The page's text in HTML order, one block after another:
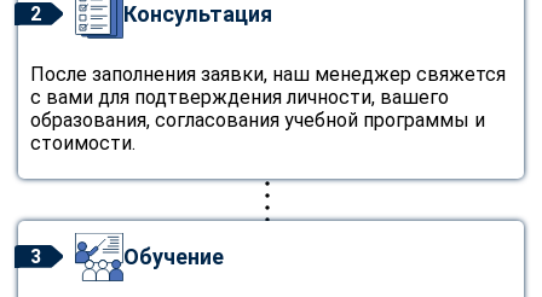
2 Консультация
После заполнения заявки, наш менеджер свяжется
с вами для подтверждения личности, вашего
образования, согласования учебной программы и
стоимости.
3 Обучение